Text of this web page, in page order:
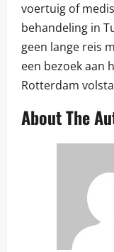
voertuig of
behandeling in
geen lange reis
een bezoek aan
Rotterdam
About The